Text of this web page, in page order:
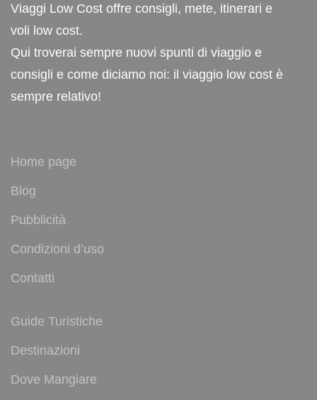
Viaggi Low Cost offre consigli, mete, itinerari e
voli low cost.
Qui troverai sempre nuovi spunti di viaggio e
consigli e come diciamo noi: il viaggio low cost è
sempre relativo!
Home page
Blog
Pubblicità
Condizioni d’uso
Contatti
Guide Turistiche
Destinazioni
Dove Mangiare